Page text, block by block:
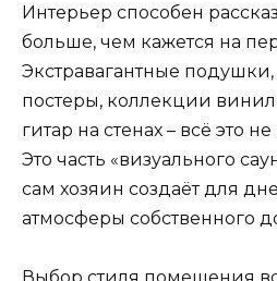
Интерьер способен
больше, чем кажется на
Экстравагантные
постеры, коллекции
гитар на стенах – всё это
Это часть «визуального
сам хозяин создаёт для
атмосферы собственного